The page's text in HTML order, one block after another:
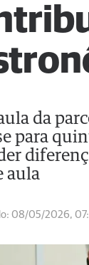
da
para
aula
08/05/2026,